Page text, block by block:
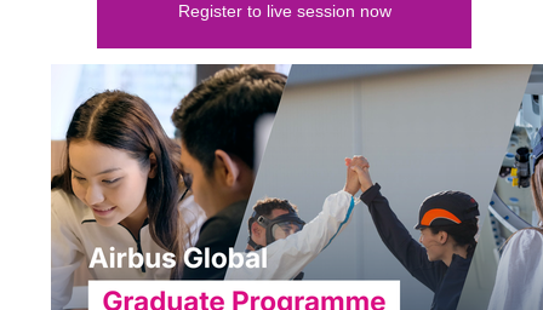
Register to live session now